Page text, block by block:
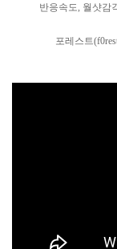
반응속도, 월샷감
포레스트